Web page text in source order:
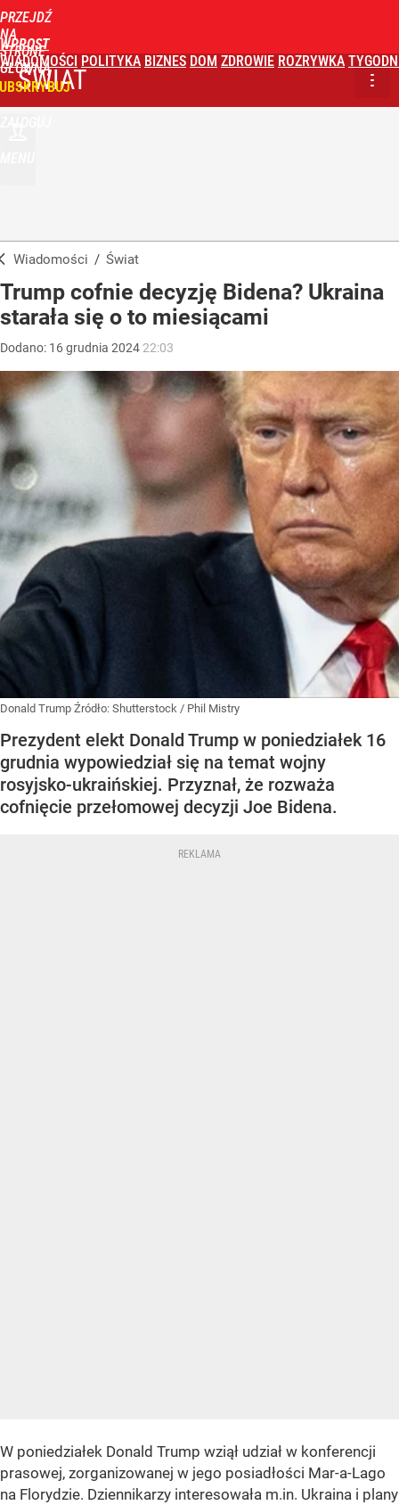
PRZEJDŹ
NA
STRONĘ
GŁÓWNĄ
WPROST
WIADOMOŚCI POLITYKA BIZNES DOM ZDROWIE ROZRYWKA
ŚWIAT
Wiadomości / Świat
Trump cofnie decyzję Bidena? Ukraina
starała się o to miesiącami
Dodano: 16grudnia 2024 22:03
Donald Trump Źródło: Shutterstock / Phil Mistry
Prezydent elekt Donald Trump w poniedziałek 16
grudnia wypowiedział się na temat wojny
rosyjsko-ukraińskiej. Przyznał, że rozważa
cofnięcie przełomowej decyzji Joe Bidena.
W poniedziałek Donald Trump wziął udział w konferencji
prasowej, zorganizowanej w jego posiadłości Mar-a-Lago
na Florydzie. Dziennikarzy interesowała m.in. Ukraina i plany